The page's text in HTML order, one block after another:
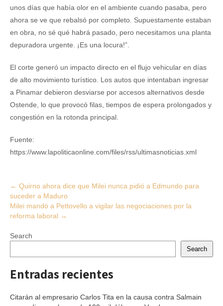
unos días que había olor en el ambiente cuando pasaba, pero
ahora se ve que rebalsó por completo. Supuestamente estaban
en obra, no sé qué habrá pasado, pero necesitamos una planta
depuradora urgente. ¡Es una locura!”.
El corte generó un impacto directo en el flujo vehicular en días
de alto movimiento turístico. Los autos que intentaban ingresar
a Pinamar debieron desviarse por accesos alternativos desde
Ostende, lo que provocó filas, tiempos de espera prolongados y
congestión en la rotonda principal.
Fuente:
https://www.lapoliticaonline.com/files/rss/ultimasnoticias.xml
Post
navigation
← Quirno ahora dice que Milei nunca pidió a Edmundo para
suceder a Maduro
Milei mandó a Pettovello a vigilar las negociaciones por la
reforma laboral →
Search
Search
Entradas recientes
Citarán al empresario Carlos Tita en la causa contra Salmain